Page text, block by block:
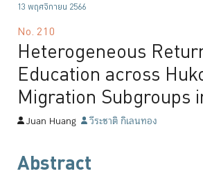
13 พฤศจิกายน 2566
No. 210
Heterogeneous
Education across
Migration Subgroups
Juan Huang วีระชาติ กิเลนทอง
Abstract